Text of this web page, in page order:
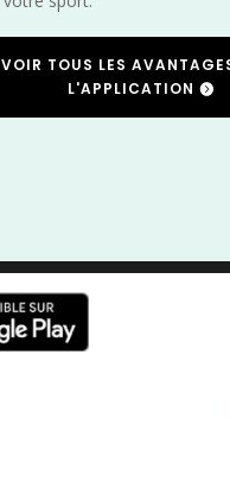
VOIR TOUS LES
L'APPLICATION
FMS
en-un pour les